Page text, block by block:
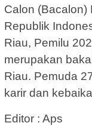
Calon (Bacalon)
Republik
Riau, Pemilu
merupakan
Riau. Pemuda
karir dan
Editor : Aps